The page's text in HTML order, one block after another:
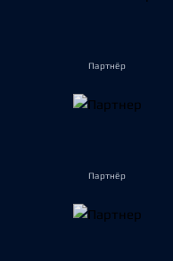
Партнёр
Партнёр